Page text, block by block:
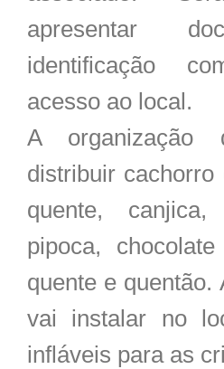
apresentar
identificação
acesso ao local.
A
distribuir cachorro
quente, canjica,
pipoca,
quente e quentão.
vai instalar no
infláveis para as